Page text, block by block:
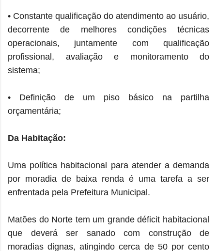
• Constante qualificação do atendimento ao usuário,
decorrente de melhores condições técnicas
operacionais, juntamente com qualificação
profissional, avaliação e monitoramento do
sistema;
• Definição de um piso básico na partilha
orçamentária;
Da Habitação:
Uma política habitacional para atender a demanda
por moradia de baixa renda é uma tarefa a ser
enfrentada pela Prefeitura Municipal.
Matões do Norte tem um grande déficit habitacional
que deverá ser sanado com construção de
moradias dignas, atingindo cerca de 50 por cento